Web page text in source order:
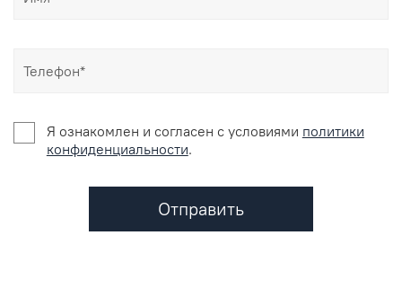
Я ознакомлен и согласен c условиями политики
конфиденциальности.
Отправить